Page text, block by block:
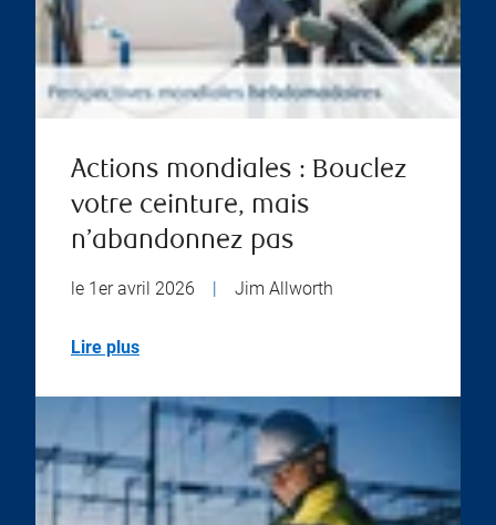
Actions mondiales : Bouclez
votre ceinture, mais
n’abandonnez pas
le 1er avril 2026 | Jim Allworth
Lire plus